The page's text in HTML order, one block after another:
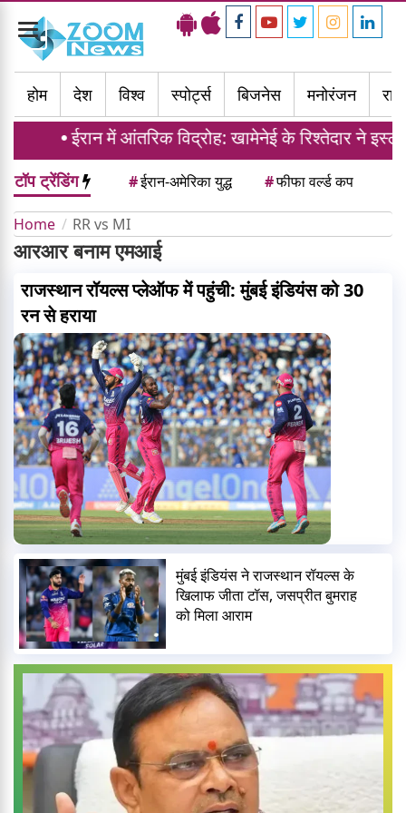
Toggle
navigation
होम
देश विश्व स्पोर्ट्स बिजनेस मनोरंजन
ईरान में आंतरिक विद्रोह: खामेनेई के रिश्तेदार ने
टॉप ट्रेंडिंग #ईरान-अमेरिका युद्ध #फीफा वर्ल्ड कप
Home RR vs MI
आरआर बनाम एमआई
राजस्थान रॉयल्स प्लेऑफ में पहुंची: मुंबई इंडियंस को 30
रन से हराया
मुंबई इंडियंस ने राजस्थान रॉयल्स के
खिलाफ जीता टॉस, जसप्रीत बुमराह
को मिला आराम